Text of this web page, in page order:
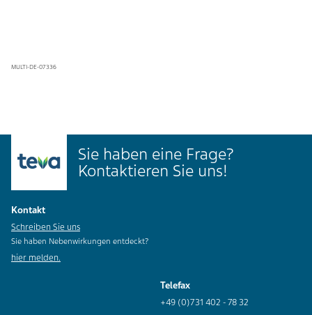
MULTI-DE-07336
Sie haben eine Frage?
Kontaktieren Sie uns!
Kontakt
Schreiben Sie uns
Sie haben Nebenwirkungen entdeckt?
hier melden.
Telefax
+49 (0)731 402 - 78 32